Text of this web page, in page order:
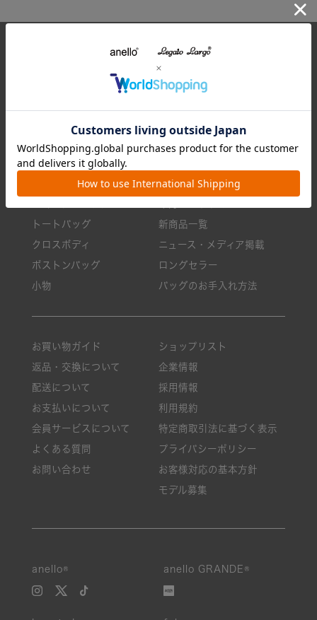
7,700円(税込)以上のお買い物で送料無料
全てのアイテム
リュック/バックパック
トートバッグ
クロスボディ
ボストンバッグ
小物
ランキング
新商品一覧
ニュース・メディア掲載
ロングセラー
バッグのお手入れ方法
お買い物ガイド
返品・交換について
配送について
お支払いについて
会員サービスについて
よくある質問
お問い合わせ
ショップリスト
企業情報
採用情報
利用規約
特定商取引法に基づく表示
プライバシーポリシー
お客様対応の基本方針
モデル募集
anello® anello GRANDE®